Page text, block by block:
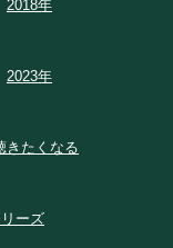
2018年
2023年
きたくなる
ーズ